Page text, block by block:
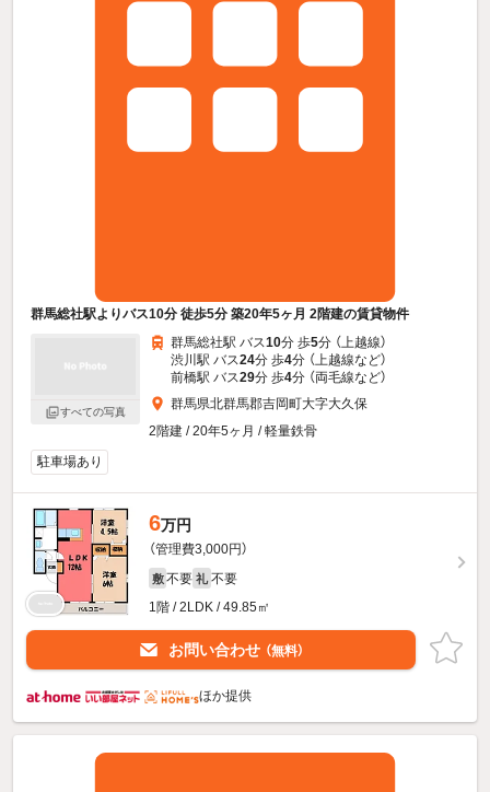
群馬総社駅よりバス10分 徒歩5分 築20年5ヶ月 2階建の賃貸物件
すべての写真
群馬総社駅 バス10分 歩5分 （上越線）
渋川駅 バス24分 歩4分 （上越線など）
前橋駅 バス29分 歩4分 （両毛線など）
群馬県北群馬郡吉岡町大字大久保
2階建 / 20年5ヶ月 / 軽量鉄骨
駐車場あり
6万円
（管理費3,000円）
敷 不要 礼 不要
1階 / 2LDK / 49.85㎡
お問い合わせ （無料）
ほか提供